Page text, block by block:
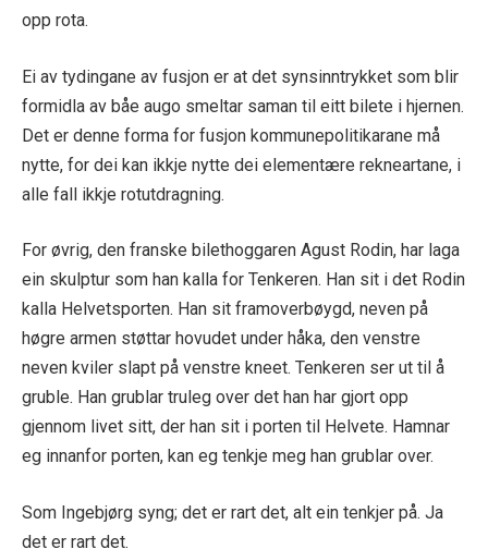
opp rota.
Ei av tydingane av fusjon er at det synsinntrykket som blir
formidla av båe augo smeltar saman til eitt bilete i hjernen.
Det er denne forma for fusjon kommunepolitikarane må
nytte, for dei kan ikkje nytte dei elementære rekneartane, i
alle fall ikkje rotutdragning.
For øvrig, den franske bilethoggaren Agust Rodin, har laga
ein skulptur som han kalla for Tenkeren. Han sit i det Rodin
kalla Helvetsporten. Han sit framoverbøygd, neven på
høgre armen støttar hovudet under håka, den venstre
neven kviler slapt på venstre kneet. Tenkeren ser ut til å
gruble. Han grublar truleg over det han har gjort opp
gjennom livet sitt, der han sit i porten til Helvete. Hamnar
eg innanfor porten, kan eg tenkje meg han grublar over.
Som Ingebjørg syng; det er rart det, alt ein tenkjer på. Ja
det er rart det.